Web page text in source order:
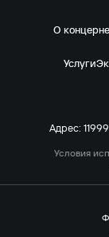
О концерне
Услуги
Адрес:
Условия